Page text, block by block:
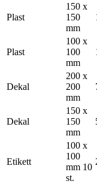
Plast
150 x
150
mm
Plast
100 x
100
mm
Dekal
200 x
200
mm
Dekal
150 x
150
mm
Etikett
100 x
100
mm 10
st.